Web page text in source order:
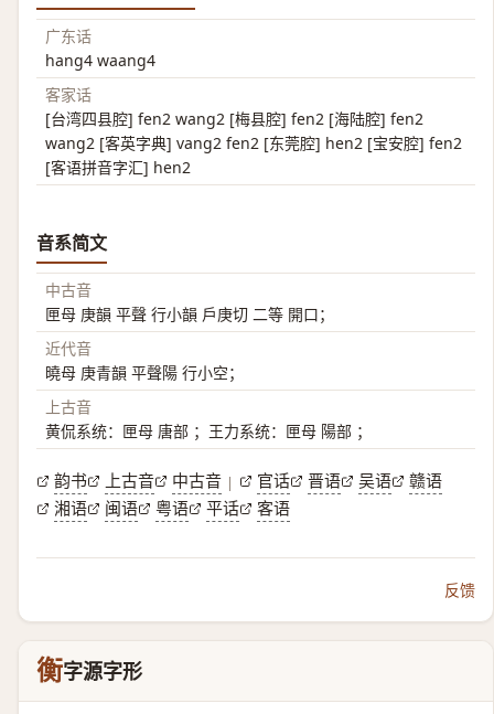
广东话
hang4 waang4
客家话
[台湾四县腔] fen2 wang2 [梅县腔] fen2 [海陆腔] fen2
wang2 [客英字典] vang2 fen2 [东莞腔] hen2 [宝安腔] fen2
[客语拼音字汇] hen2
音系简文
中古音
匣母 庚韻 平聲 行小韻 戶庚切 二等 開口；
近代音
曉母 庚青韻 平聲陽 行小空；
上古音
黄侃系统：匣母 唐部 ；王力系统：匣母 陽部 ；
韵书 上古音 中古音 | 官话 晋语 吴语
赣语
湘语
闽语 粤语 平话 客语
反馈
衡字源字形